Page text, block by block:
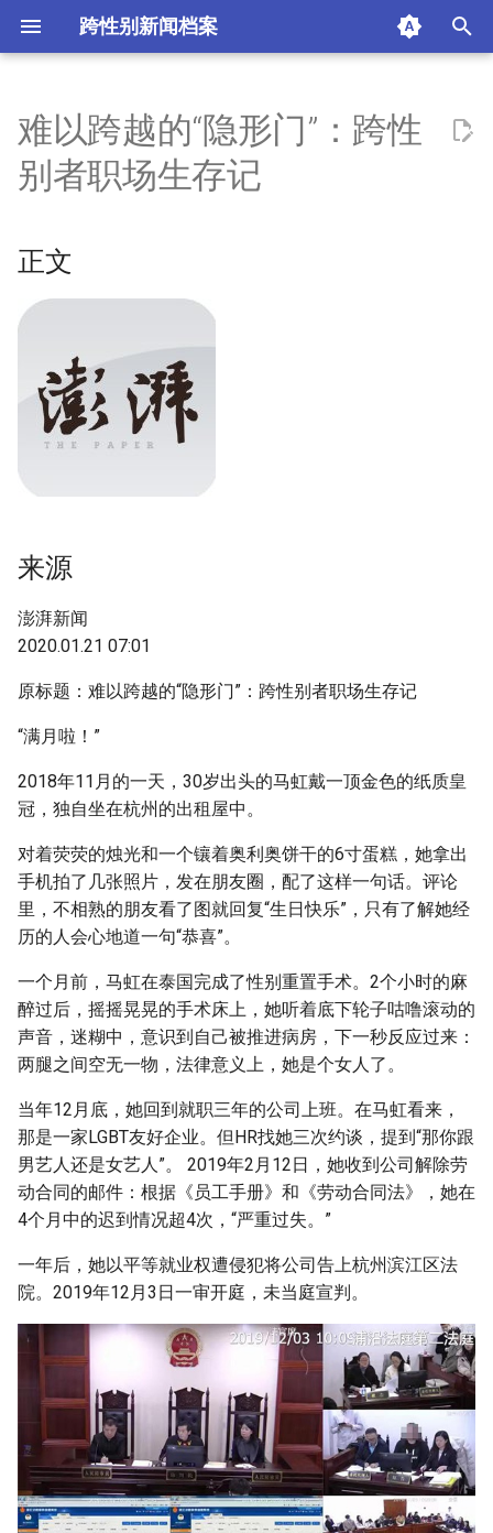
跨性别新闻档案
t
a
a
h
正文
摘要与附加信息
附加信息 [Processed Page
难以跨越的“隐形门”：跨性
别者职场生存记
正文
来源
澎湃新闻
2020.01.21 07:01
原标题：难以跨越的“隐形门”：跨性别者职场生存记
“满月啦！”
2018年11月的一天，30岁出头的马虹戴一顶金色的纸质皇
冠，独自坐在杭州的出租屋中。
对着荧荧的烛光和一个镶着奥利奥饼干的6寸蛋糕，她拿出
手机拍了几张照片，发在朋友圈，配了这样一句话。评论
里，不相熟的朋友看了图就回复“生日快乐”，只有了解她经
历的人会心地道一句“恭喜”。
一个月前，马虹在泰国完成了性别重置手术。2个小时的麻
醉过后，摇摇晃晃的手术床上，她听着底下轮子咕噜滚动的
声音，迷糊中，意识到自己被推进病房，下一秒反应过来：
两腿之间空无一物，法律意义上，她是个女人了。
当年12月底，她回到就职三年的公司上班。在马虹看来，
那是一家LGBT友好企业。但HR找她三次约谈，提到“那你跟
男艺人还是女艺人”。 2019年2月12日，她收到公司解除劳
动合同的邮件：根据《员工手册》和《劳动合同法》，她在
4个月中的迟到情况超4次，“严重过失。”
一年后，她以平等就业权遭侵犯将公司告上杭州滨江区法
院。2019年12月3日一审开庭，未当庭宣判。